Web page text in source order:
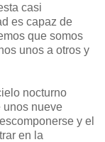
casi
es capaz de
que somos
unos a otros y
nocturno
unos nueve
y el
en la